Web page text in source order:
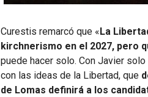
Curestis remarcó que «La
kirchnerismo en el 2027, pero
puede hacer solo. Con Javier
con las ideas de la Libertad, que
de Lomas definirá a los